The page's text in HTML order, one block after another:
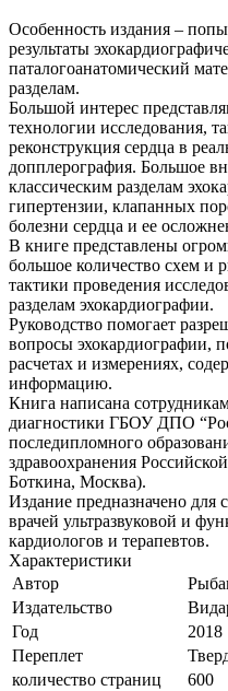
Особенность издания –
результаты
паталогоанатомический
разделам.
Большой интерес
технологии исследования,
реконструкция сердца в
допплерография. Большое
классическим разделам
гипертензии, клапанных
болезни сердца и ее
В книге представлены
большое количество схем и
тактики проведения
разделам эхокардиографии.
Руководство помогает
вопросы эхокардиографии,
расчетах и измерениях,
информацию.
Книга написана
диагностики ГБОУ ДПО
последипломного
здравоохранения
Боткина, Москва).
Издание предназначено для
врачей ультразвуковой и
кардиологов и терапевтов.
Характеристики
Автор
Издательство
Год
2018
Переплет
количество страниц
600